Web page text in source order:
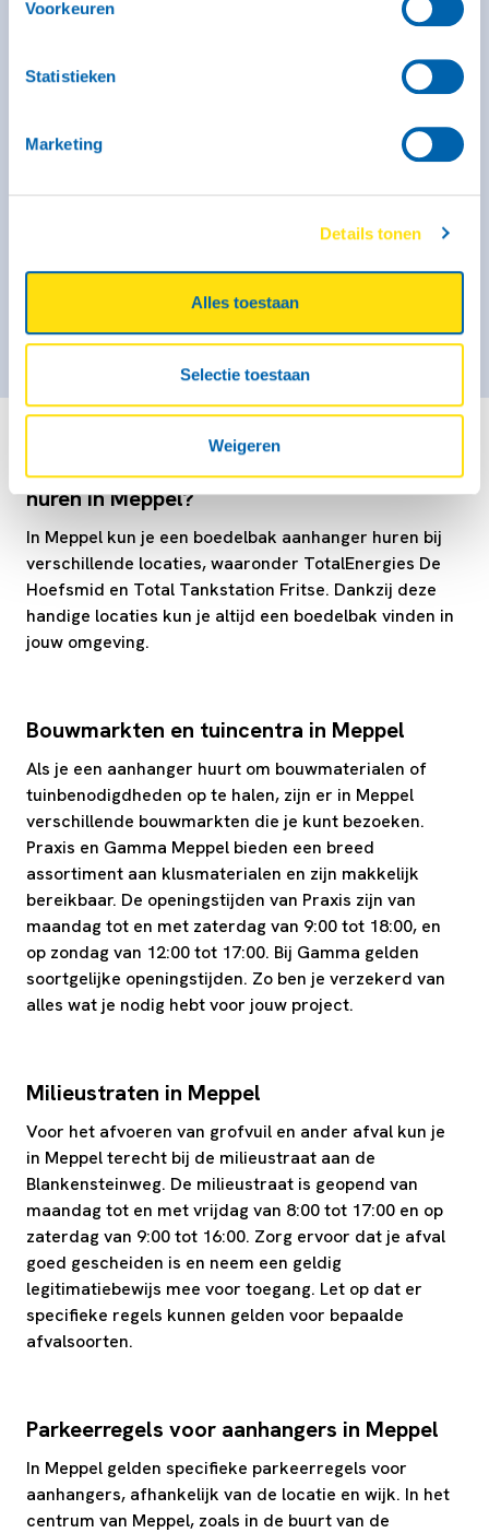
Voorkeuren
Statistieken
Marketing
Details tonen
Alles toestaan
Selectie toestaan
Weigeren
Max. massa: 1600 kg
Waar kun je een boedelbak aanhanger
huren in Meppel?
In Meppel kun je een boedelbak aanhanger huren bij
verschillende locaties, waaronder TotalEnergies De
Hoefsmid en Total Tankstation Fritse. Dankzij deze
handige locaties kun je altijd een boedelbak vinden in
jouw omgeving.
Bouwmarkten en tuincentra in Meppel
Als je een aanhanger huurt om bouwmaterialen of
tuinbenodigdheden op te halen, zijn er in Meppel
verschillende bouwmarkten die je kunt bezoeken.
Praxis en Gamma Meppel bieden een breed
assortiment aan klusmaterialen en zijn makkelijk
bereikbaar. De openingstijden van Praxis zijn van
maandag tot en met zaterdag van 9:00 tot 18:00, en
op zondag van 12:00 tot 17:00. Bij Gamma gelden
soortgelijke openingstijden. Zo ben je verzekerd van
alles wat je nodig hebt voor jouw project.
Milieustraten in Meppel
Voor het afvoeren van grofvuil en ander afval kun je
in Meppel terecht bij de milieustraat aan de
Blankensteinweg. De milieustraat is geopend van
maandag tot en met vrijdag van 8:00 tot 17:00 en op
zaterdag van 9:00 tot 16:00. Zorg ervoor dat je afval
goed gescheiden is en neem een geldig
legitimatiebewijs mee voor toegang. Let op dat er
specifieke regels kunnen gelden voor bepaalde
afvalsoorten.
Parkeerregels voor aanhangers in Meppel
In Meppel gelden specifieke parkeerregels voor
aanhangers, afhankelijk van de locatie en wijk. In het
centrum van Meppel, zoals in de buurt van de